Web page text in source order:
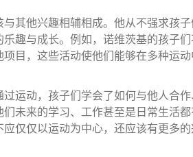
其他兴趣相辅相成。他从不强求孩
趣与成长。例如，诺维茨基的孩子们
目，这些活动使他们能够在多种运
运动，孩子们学会了如何与他人合作
未来的学习、工作甚至是日常生活都
仅仅以运动为中心，还应该有更多的